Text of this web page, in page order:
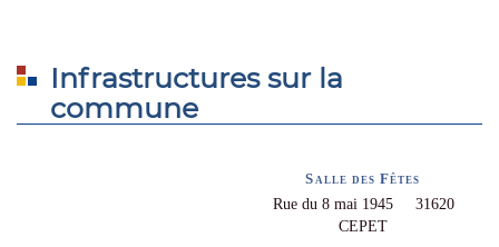
Infrastructures sur la
commune
Salle des Fêtes
Rue du 8 mai 1945 31620
CEPET